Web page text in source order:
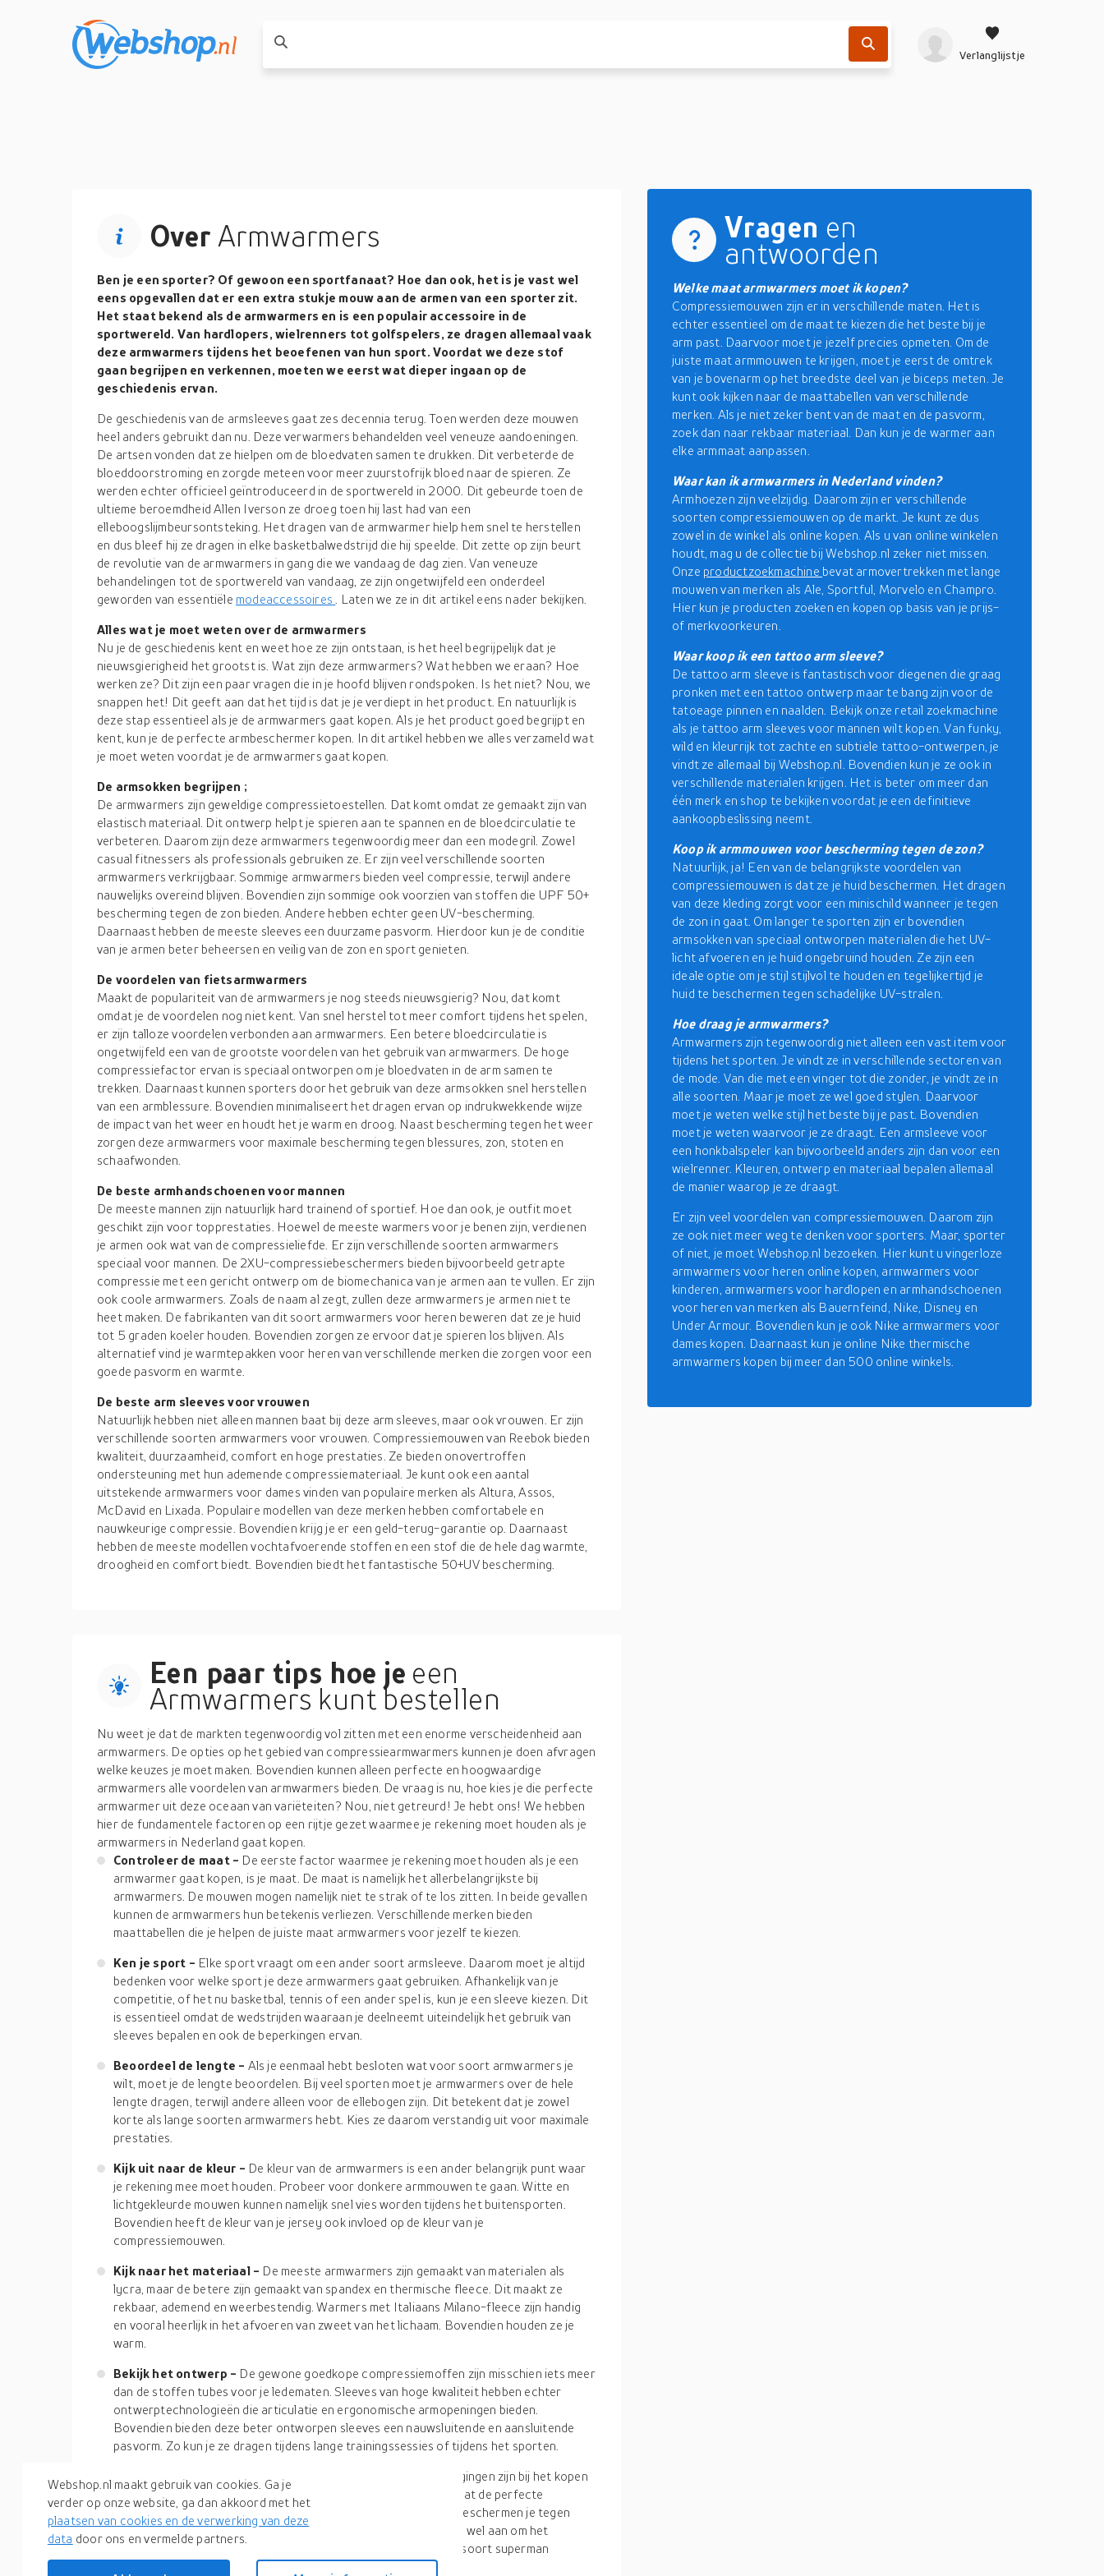
Verlanglijstje
Over Armwarmers
Ben je een sporter? Of gewoon een sportfanaat? Hoe dan ook, het is je vast wel
eens opgevallen dat er een extra stukje mouw aan de armen van een sporter zit.
Het staat bekend als de armwarmers en is een populair accessoire in de
sportwereld. Van hardlopers, wielrenners tot golfspelers, ze dragen allemaal vaak
deze armwarmers tijdens het beoefenen van hun sport. Voordat we deze stof
gaan begrijpen en verkennen, moeten we eerst wat dieper ingaan op de
geschiedenis ervan.
De geschiedenis van de armsleeves gaat zes decennia terug. Toen werden deze mouwen
heel anders gebruikt dan nu. Deze verwarmers behandelden veel veneuze aandoeningen.
De artsen vonden dat ze hielpen om de bloedvaten samen te drukken. Dit verbeterde de
bloeddoorstroming en zorgde meteen voor meer zuurstofrijk bloed naar de spieren. Ze
werden echter officieel geïntroduceerd in de sportwereld in 2000. Dit gebeurde toen de
ultieme beroemdheid Allen Iverson ze droeg toen hij last had van een
elleboogslijmbeursontsteking. Het dragen van de armwarmer hielp hem snel te herstellen
en dus bleef hij ze dragen in elke basketbalwedstrijd die hij speelde. Dit zette op zijn beurt
de revolutie van de armwarmers in gang die we vandaag de dag zien. Van veneuze
behandelingen tot de sportwereld van vandaag, ze zijn ongetwijfeld een onderdeel
geworden van essentiële modeaccessoires . Laten we ze in dit artikel eens nader bekijken.
Alles wat je moet weten over de armwarmers
Nu je de geschiedenis kent en weet hoe ze zijn ontstaan, is het heel begrijpelijk dat je
nieuwsgierigheid het grootst is. Wat zijn deze armwarmers? Wat hebben we eraan? Hoe
werken ze? Dit zijn een paar vragen die in je hoofd blijven rondspoken. Is het niet? Nou, we
snappen het! Dit geeft aan dat het tijd is dat je je verdiept in het product. En natuurlijk is
deze stap essentieel als je de armwarmers gaat kopen. Als je het product goed begrijpt en
kent, kun je de perfecte armbeschermer kopen. In dit artikel hebben we alles verzameld wat
je moet weten voordat je de armwarmers gaat kopen.
De armsokken begrijpen ;
De armwarmers zijn geweldige compressietoestellen. Dat komt omdat ze gemaakt zijn van
elastisch materiaal. Dit ontwerp helpt je spieren aan te spannen en de bloedcirculatie te
verbeteren. Daarom zijn deze armwarmers tegenwoordig meer dan een modegril. Zowel
casual fitnessers als professionals gebruiken ze. Er zijn veel verschillende soorten
armwarmers verkrijgbaar. Sommige armwarmers bieden veel compressie, terwijl andere
nauwelijks overeind blijven. Bovendien zijn sommige ook voorzien van stoffen die UPF 50+
bescherming tegen de zon bieden. Andere hebben echter geen UV-bescherming.
Daarnaast hebben de meeste sleeves een duurzame pasvorm. Hierdoor kun je de conditie
van je armen beter beheersen en veilig van de zon en sport genieten.
De voordelen van fietsarmwarmers
Maakt de populariteit van de armwarmers je nog steeds nieuwsgierig? Nou, dat komt
omdat je de voordelen nog niet kent. Van snel herstel tot meer comfort tijdens het spelen,
er zijn talloze voordelen verbonden aan armwarmers. Een betere bloedcirculatie is
ongetwijfeld een van de grootste voordelen van het gebruik van armwarmers. De hoge
compressiefactor ervan is speciaal ontworpen om je bloedvaten in de arm samen te
trekken. Daarnaast kunnen sporters door het gebruik van deze armsokken snel herstellen
van een armblessure. Bovendien minimaliseert het dragen ervan op indrukwekkende wijze
de impact van het weer en houdt het je warm en droog. Naast bescherming tegen het weer
zorgen deze armwarmers voor maximale bescherming tegen blessures, zon, stoten en
schaafwonden.
De beste armhandschoenen voor mannen
De meeste mannen zijn natuurlijk hard trainend of sportief. Hoe dan ook, je outfit moet
geschikt zijn voor topprestaties. Hoewel de meeste warmers voor je benen zijn, verdienen
je armen ook wat van de compressieliefde. Er zijn verschillende soorten armwarmers
speciaal voor mannen. De 2XU-compressiebeschermers bieden bijvoorbeeld getrapte
compressie met een gericht ontwerp om de biomechanica van je armen aan te vullen. Er zijn
ook coole armwarmers. Zoals de naam al zegt, zullen deze armwarmers je armen niet te
heet maken. De fabrikanten van dit soort armwarmers voor heren beweren dat ze je huid
tot 5 graden koeler houden. Bovendien zorgen ze ervoor dat je spieren los blijven. Als
alternatief vind je warmtepakken voor heren van verschillende merken die zorgen voor een
goede pasvorm en warmte.
De beste arm sleeves voor vrouwen
Natuurlijk hebben niet alleen mannen baat bij deze arm sleeves, maar ook vrouwen. Er zijn
verschillende soorten armwarmers voor vrouwen. Compressiemouwen van Reebok bieden
kwaliteit, duurzaamheid, comfort en hoge prestaties. Ze bieden onovertroffen
ondersteuning met hun ademende compressiemateriaal. Je kunt ook een aantal
uitstekende armwarmers voor dames vinden van populaire merken als Altura, Assos,
McDavid en Lixada. Populaire modellen van deze merken hebben comfortabele en
nauwkeurige compressie. Bovendien krijg je er een geld-terug-garantie op. Daarnaast
hebben de meeste modellen vochtafvoerende stoffen en een stof die de hele dag warmte,
droogheid en comfort biedt. Bovendien biedt het fantastische 50+UV bescherming.
Een paar tips hoe je een
Armwarmers kunt bestellen
Nu weet je dat de markten tegenwoordig vol zitten met een enorme verscheidenheid aan
armwarmers. De opties op het gebied van compressiearmwarmers kunnen je doen afvragen
welke keuzes je moet maken. Bovendien kunnen alleen perfecte en hoogwaardige
armwarmers alle voordelen van armwarmers bieden. De vraag is nu, hoe kies je die perfecte
armwarmer uit deze oceaan van variëteiten? Nou, niet getreurd! Je hebt ons! We hebben
hier de fundamentele factoren op een rijtje gezet waarmee je rekening moet houden als je
armwarmers in Nederland gaat kopen.
Controleer de maat - De eerste factor waarmee je rekening moet houden als je een
armwarmer gaat kopen, is je maat. De maat is namelijk het allerbelangrijkste bij
armwarmers. De mouwen mogen namelijk niet te strak of te los zitten. In beide gevallen
kunnen de armwarmers hun betekenis verliezen. Verschillende merken bieden
maattabellen die je helpen de juiste maat armwarmers voor jezelf te kiezen.
Ken je sport - Elke sport vraagt om een ander soort armsleeve. Daarom moet je altijd
bedenken voor welke sport je deze armwarmers gaat gebruiken. Afhankelijk van je
competitie, of het nu basketbal, tennis of een ander spel is, kun je een sleeve kiezen. Dit
is essentieel omdat de wedstrijden waaraan je deelneemt uiteindelijk het gebruik van
sleeves bepalen en ook de beperkingen ervan.
Beoordeel de lengte - Als je eenmaal hebt besloten wat voor soort armwarmers je
wilt, moet je de lengte beoordelen. Bij veel sporten moet je armwarmers over de hele
lengte dragen, terwijl andere alleen voor de ellebogen zijn. Dit betekent dat je zowel
korte als lange soorten armwarmers hebt. Kies ze daarom verstandig uit voor maximale
prestaties.
Kijk uit naar de kleur - De kleur van de armwarmers is een ander belangrijk punt waar
je rekening mee moet houden. Probeer voor donkere armmouwen te gaan. Witte en
lichtgekleurde mouwen kunnen namelijk snel vies worden tijdens het buitensporten.
Bovendien heeft de kleur van je jersey ook invloed op de kleur van je
compressiemouwen.
Kijk naar het materiaal - De meeste armwarmers zijn gemaakt van materialen als
lycra, maar de betere zijn gemaakt van spandex en thermische fleece. Dit maakt ze
rekbaar, ademend en weerbestendig. Warmers met Italiaans Milano-fleece zijn handig
en vooral heerlijk in het afvoeren van zweet van het lichaam. Bovendien houden ze je
warm.
Bekijk het ontwerp - De gewone goedkope compressiemoffen zijn misschien iets meer
dan de stoffen tubes voor je ledematen. Sleeves van hoge kwaliteit hebben echter
ontwerptechnologieën die articulatie en ergonomische armopeningen bieden.
Bovendien bieden deze beter ontworpen sleeves een nauwsluitende en aansluitende
pasvorm. Zo kun je ze dragen tijdens lange trainingssessies of tijdens het sporten.
Zo, dat was het! Je weet nu dat er verschillende keuzes en overwegingen zijn bij het kopen
van een compressiemouw van goede kwaliteit. Het is ook duidelijk dat de perfecte
armwarmers je beste metgezel kunnen worden bij het sporten. Ze beschermen je tegen
blessures, maken je spel stijlvoller en bevorderen je herstel. Denk er wel aan om het
praktisch te houden, want dit is geen magische kleding die je in een soort superman
Vragen en
antwoorden
Welke maat armwarmers moet ik kopen?
Compressiemouwen zijn er in verschillende maten. Het is
echter essentieel om de maat te kiezen die het beste bij je
arm past. Daarvoor moet je jezelf precies opmeten. Om de
juiste maat armmouwen te krijgen, moet je eerst de omtrek
van je bovenarm op het breedste deel van je biceps meten. Je
kunt ook kijken naar de maattabellen van verschillende
merken. Als je niet zeker bent van de maat en de pasvorm,
zoek dan naar rekbaar materiaal. Dan kun je de warmer aan
elke armmaat aanpassen.
Waar kan ik armwarmers in Nederland vinden?
Armhoezen zijn veelzijdig. Daarom zijn er verschillende
soorten compressiemouwen op de markt. Je kunt ze dus
zowel in de winkel als online kopen. Als u van online winkelen
houdt, mag u de collectie bij Webshop.nl zeker niet missen.
Onze productzoekmachine bevat armovertrekken met lange
mouwen van merken als Ale, Sportful, Morvelo en Champro.
Hier kun je producten zoeken en kopen op basis van je prijs-
of merkvoorkeuren.
Waar koop ik een tattoo arm sleeve?
De tattoo arm sleeve is fantastisch voor diegenen die graag
pronken met een tattoo ontwerp maar te bang zijn voor de
tatoeage pinnen en naalden. Bekijk onze retail zoekmachine
als je tattoo arm sleeves voor mannen wilt kopen. Van funky,
wild en kleurrijk tot zachte en subtiele tattoo-ontwerpen, je
vindt ze allemaal bij Webshop.nl. Bovendien kun je ze ook in
verschillende materialen krijgen. Het is beter om meer dan
één merk en shop te bekijken voordat je een definitieve
aankoopbeslissing neemt.
Koop ik armmouwen voor bescherming tegen de zon?
Natuurlijk, ja! Een van de belangrijkste voordelen van
compressiemouwen is dat ze je huid beschermen. Het dragen
van deze kleding zorgt voor een minischild wanneer je tegen
de zon in gaat. Om langer te sporten zijn er bovendien
armsokken van speciaal ontworpen materialen die het UV-
licht afvoeren en je huid ongebruind houden. Ze zijn een
ideale optie om je stijl stijlvol te houden en tegelijkertijd je
huid te beschermen tegen schadelijke UV-stralen.
Hoe draag je armwarmers?
Armwarmers zijn tegenwoordig niet alleen een vast item voor
tijdens het sporten. Je vindt ze in verschillende sectoren van
de mode. Van die met een vinger tot die zonder, je vindt ze in
alle soorten. Maar je moet ze wel goed stylen. Daarvoor
moet je weten welke stijl het beste bij je past. Bovendien
moet je weten waarvoor je ze draagt. Een armsleeve voor
een honkbalspeler kan bijvoorbeeld anders zijn dan voor een
wielrenner. Kleuren, ontwerp en materiaal bepalen allemaal
de manier waarop je ze draagt.
Er zijn veel voordelen van compressiemouwen. Daarom zijn
ze ook niet meer weg te denken voor sporters. Maar, sporter
of niet, je moet Webshop.nl bezoeken. Hier kunt u vingerloze
armwarmers voor heren online kopen, armwarmers voor
kinderen, armwarmers voor hardlopen en armhandschoenen
voor heren van merken als Bauernfeind, Nike, Disney en
Under Armour. Bovendien kun je ook Nike armwarmers voor
dames kopen. Daarnaast kun je online Nike thermische
armwarmers kopen bij meer dan 500 online winkels.
Webshop.nl maakt gebruik van cookies. Ga je
verder op onze website, ga dan akkoord met het
plaatsen van cookies en de verwerking van deze
data door ons en vermelde partners.